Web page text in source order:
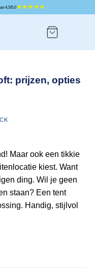
een gemiddelde van 4.5/5.0
prijzen, opties
Maar ook een tikkie
kiest. Want
ding. Wil je geen
staan? Een tent
Handig, stijlvol